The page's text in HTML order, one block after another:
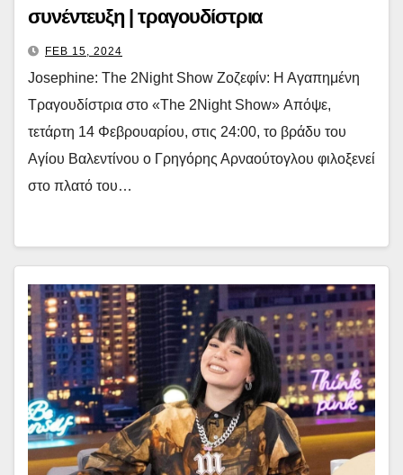
συνέντευξη | τραγουδίστρια
FEB 15, 2024
Josephine: The 2Night Show Ζοζεφίν: Η Αγαπημένη
Τραγουδίστρια στο «The 2Night Show» Απόψε,
τετάρτη 14 Φεβρουαρίου, στις 24:00, το βράδυ του
Αγίου Βαλεντίνου ο Γρηγόρης Αρναούτογλου φιλοξενεί
στο πλατό του…